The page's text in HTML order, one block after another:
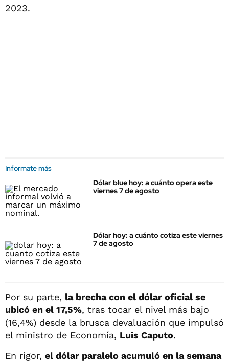
2023.
Informate más
Dólar blue hoy: a cuánto opera este
viernes 7 de agosto
Dólar hoy: a cuánto cotiza este viernes
7 de agosto
Por su parte, la brecha con el dólar oficial se
ubicó en el 17,5%, tras tocar el nivel más bajo
(16,4%) desde la brusca devaluación que impulsó
el ministro de Economía, Luis Caputo.
En rigor, el dólar paralelo acumuló en la semana